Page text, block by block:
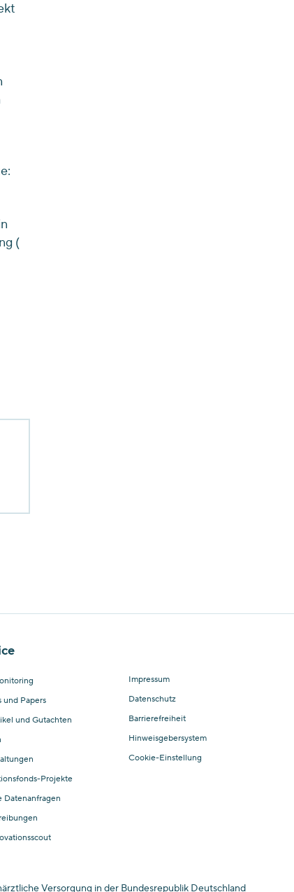
(
und Papers
und Gutachten
Projekte
Datenanfragen
Impressum
Datenschutz
Barrierefreiheit
Hinweisgebersystem
Cookie-Einstellung
Versorgung in der Bundesrepublik Deutschland